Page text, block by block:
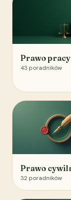
Prawo pracy
43 poradników
Prawo
32 poradników